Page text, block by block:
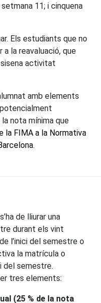
11; i cinquena
Els estudiants que no
a la reavaluació, que
sisena activitat
amb elements
nota mínima que
la FIMA a la Normativa
.
de lliurar una
durant els vint
l’inici del semestre o
la matrícula o
del semestre.
tres elements:
(25 % de la nota